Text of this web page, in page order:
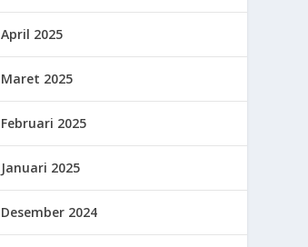
April 2025
Maret 2025
Februari 2025
Januari 2025
Desember 2024